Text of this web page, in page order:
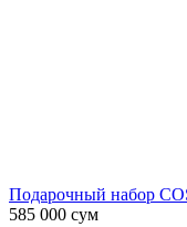
Подарочный набор
585 000 сум